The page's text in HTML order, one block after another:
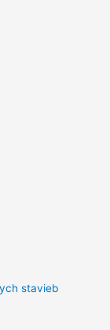
stavieb